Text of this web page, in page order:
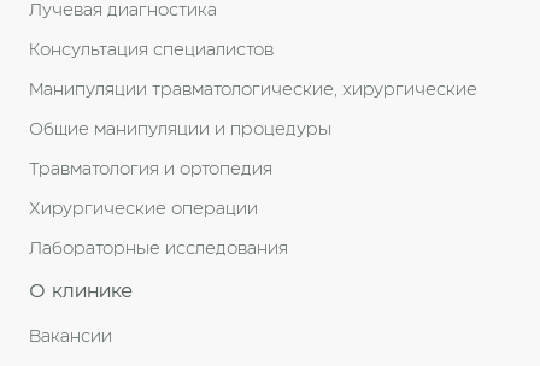
О клинике
Вакансии
Лучевая диагностика
Консультация специалистов
Манипуляции травматологические, хирургические
Общие манипуляции и процедуры
Травматология и ортопедия
Хирургические операции
Лабораторные исследования